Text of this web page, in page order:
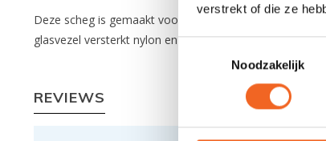
verstrekt of die ze
Noodzakelijk
Deze scheg is gemaakt voor de Kajak Sport
glasvezel versterkt nylon en heeft een dikte van 3
REVIEWS